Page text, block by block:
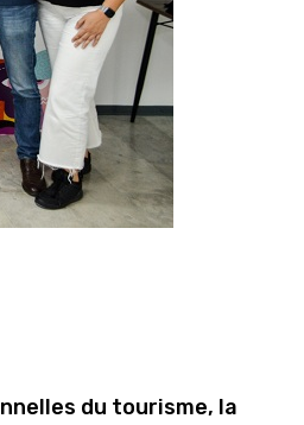
du tourisme, la